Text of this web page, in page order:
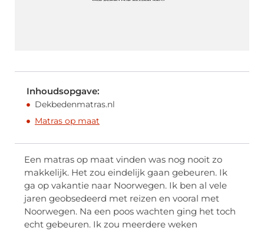
Inhoudsopgave:
Dekbedenmatras.nl
Matras op maat
Een matras op maat vinden was nog nooit zo
makkelijk. Het zou eindelijk gaan gebeuren. Ik
ga op vakantie naar Noorwegen. Ik ben al vele
jaren geobsedeerd met reizen en vooral met
Noorwegen. Na een poos wachten ging het toch
echt gebeuren. Ik zou meerdere weken